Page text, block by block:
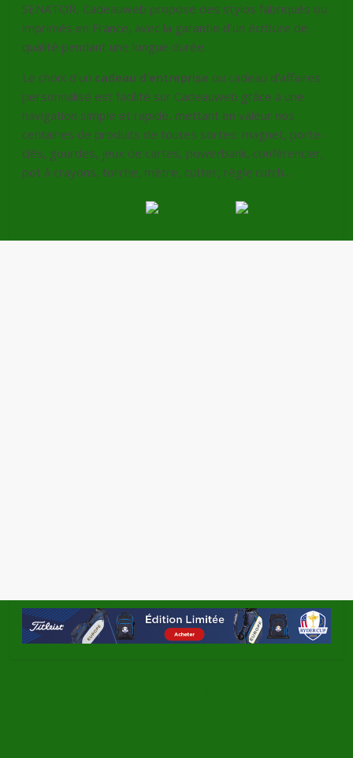
SENATOR, Cadeauweb propose des stylos fabriqués ou
imprimés en France, avec la garantie d’un écriture de
qualité pendant une longue durée.
Le choix d’un cadeau d’entreprise ou cadeau d’affaires
personnalisé est facilité sur Cadeauweb grâce à une
navigation simple et rapide, mettant en valeur nos
centaines de produits de toutes sortes: magnet, porte-
clés, gourdes, jeux de cartes, powerbank, conférencier,
pot à crayons, torche, mètre, cutter, règle cutch…